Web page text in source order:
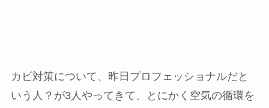
カビ対策について、昨日プロフェッショナルだと
いう人？が3人やってきて、とにかく空気の循環を